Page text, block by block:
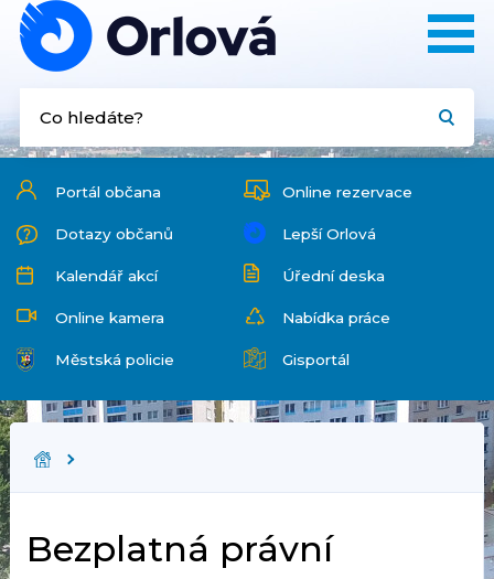
Portál občana Online rezervace
Dotazy občanů Lepší Orlová
Kalendář akcí Úřední deska
Online kamera Nabídka práce
Městská policie Gisportál
Bezplatná právní